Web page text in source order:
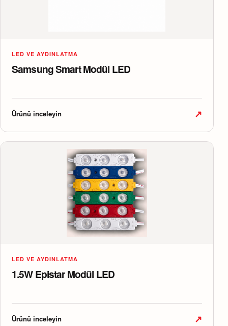
LED VE AYDINLATMA
Samsung Smart Modül LED
Ürünü inceleyin ↗
LED VE AYDINLATMA
1.5W Epistar Modül LED
Ürünü inceleyin ↗